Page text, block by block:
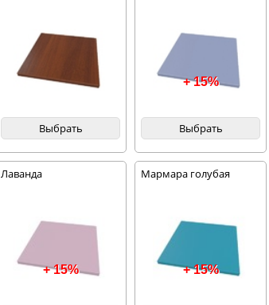
Выбрать
+ 15%
Выбрать
Лаванда
+ 15%
Мармара голубая
+ 15%